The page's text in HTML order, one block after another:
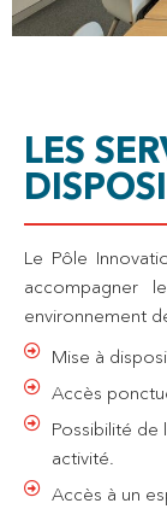
LES
Le Pôle
accompagner
environnement
Mise à
Accès
Possibilité
activité.
Accès à un